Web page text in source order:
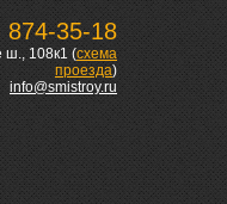
874-35-18
ш., 108к1 (схема
проезда)
info@smistroy.ru